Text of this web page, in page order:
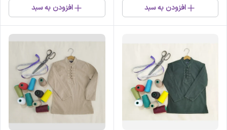
افزودن به سبد افزودن به سبد